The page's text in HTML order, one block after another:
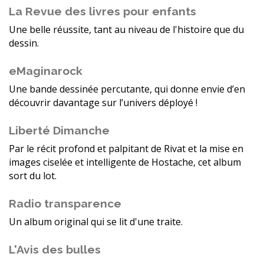
La Revue des livres pour enfants
Une belle réussite, tant au niveau de l'histoire que du
dessin.
eMaginarock
Une bande dessinée percutante, qui donne envie d’en
découvrir davantage sur l’univers déployé !
Liberté Dimanche
Par le récit profond et palpitant de Rivat et la mise en
images ciselée et intelligente de Hostache, cet album
sort du lot.
Radio transparence
Un album original qui se lit d'une traite.
L'Avis des bulles